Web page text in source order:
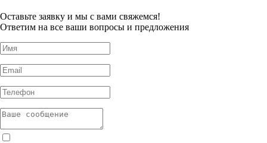
Оставьте заявку и мы с вами свяжемся!
Ответим на все ваши вопросы и предложения